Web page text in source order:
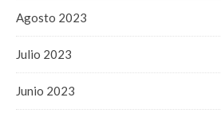
Agosto 2023
Julio 2023
Junio 2023